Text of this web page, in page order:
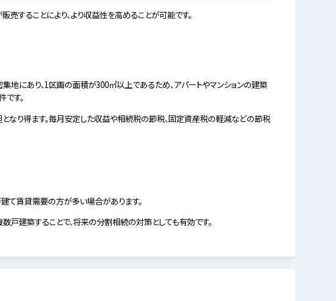
することにより、より収益性を高めることが可能です。
にあり、1区画の面積が300㎡以上であるため、アパートやマンションの建築
す。
り得ます。毎月安定した収益や相続税の節税、固定資産税の軽減などの節税
建て賃貸需要の方が多い場合があります。
戸建築することで、将来の分割相続の対策としても有効です。